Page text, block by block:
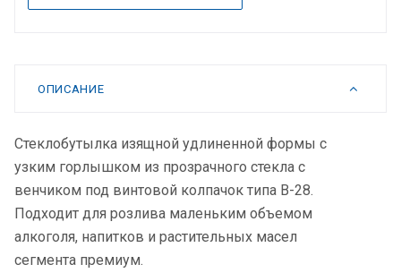
ОПИСАНИЕ
Стеклобутылка изящной удлиненной формы с
узким горлышком из прозрачного стекла с
венчиком под винтовой колпачок типа В-28.
Подходит для розлива маленьким объемом
алкоголя, напитков и растительных масел
сегмента премиум.